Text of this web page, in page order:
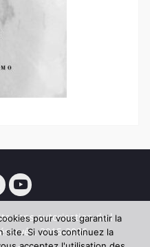
YouTube
sans autorisation de l
2015-2026
pour vous garantir la
site. Si vous continuez la